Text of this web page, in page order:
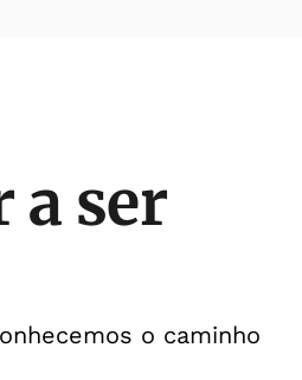
a ser
o caminho